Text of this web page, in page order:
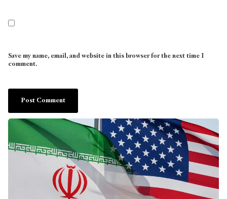
Save my name, email, and website in this browser for the next time I
comment.